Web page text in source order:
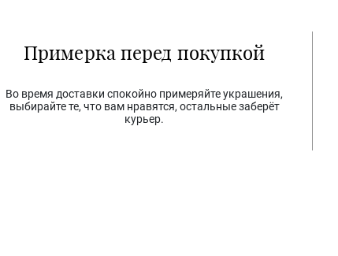
Примерка перед покупкой
Во время доставки спокойно примеряйте украшения,
выбирайте те, что вам нравятся, остальные заберёт
курьер.